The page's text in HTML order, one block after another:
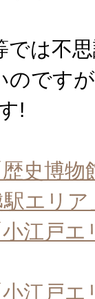
では不
のです
!
史博物
駅エリア
小江戸
小江戸